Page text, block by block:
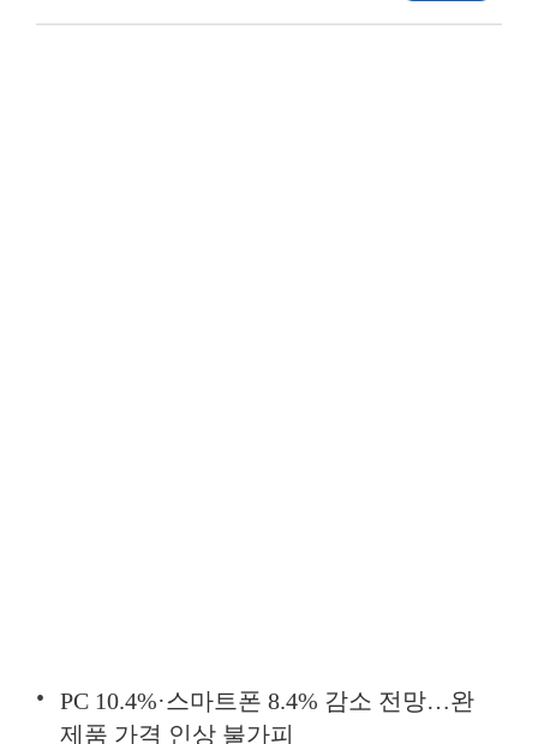
PC 10.4%·스마트폰 8.4% 감소 전망…완
제품 가격 인상 불가피